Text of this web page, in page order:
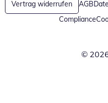
Vertrag widerrufen AGB
Compliance
©